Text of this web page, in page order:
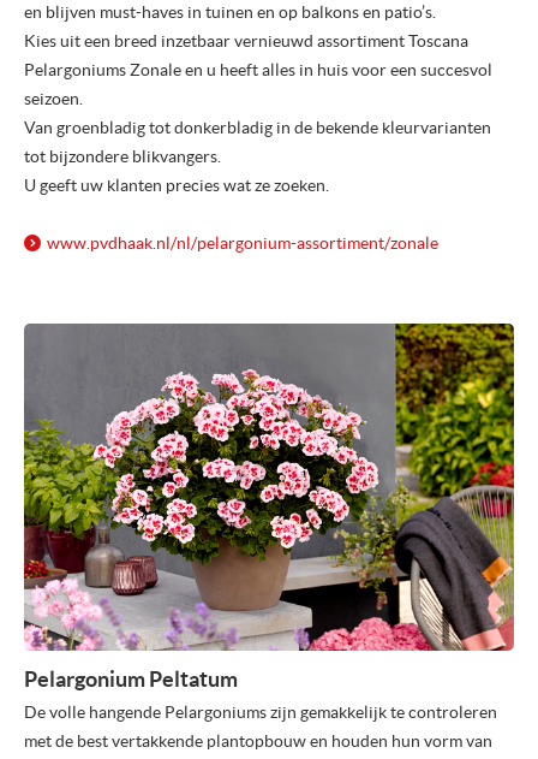
en blijven must-haves in tuinen en op balkons en patio’s.
Kies uit een breed inzetbaar vernieuwd assortiment Toscana
Pelargoniums Zonale en u heeft alles in huis voor een succesvol
seizoen.
Van groenbladig tot donkerbladig in de bekende kleurvarianten
tot bijzondere blikvangers.
U geeft uw klanten precies wat ze zoeken.
www.pvdhaak.nl/nl/pelargonium-assortiment/zonale
Pelargonium Peltatum
De volle hangende Pelargoniums zijn gemakkelijk te controleren
met de best vertakkende plantopbouw en houden hun vorm van